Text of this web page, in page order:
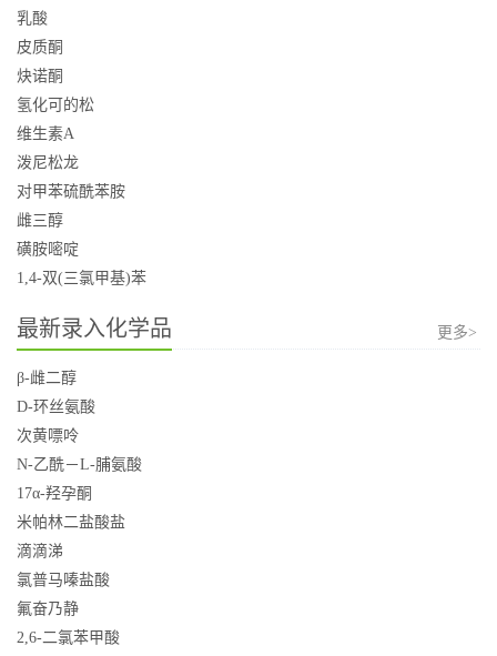
乳酸
皮质酮
炔诺酮
氢化可的松
维生素A
泼尼松龙
对甲苯硫酰苯胺
雌三醇
磺胺嘧啶
1,4-双(三氯甲基)苯
最新录入化学品 更多>
β-雌二醇
D-环丝氨酸
次黄嘌呤
N-乙酰－L-脯氨酸
17α-羟孕酮
米帕林二盐酸盐
滴滴涕
氯普马嗪盐酸
氟奋乃静
2,6-二氯苯甲酸